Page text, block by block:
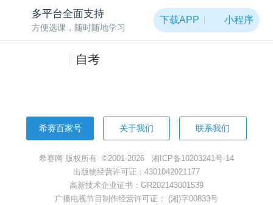
多平台全面支持
方便选课，随时随地学习
下载APP 小程序
自考
非常抱歉，页面被黑洞吸走啦~
希赛百家号 关于我们 联系我们
希赛网 版权所有 ©2001-2026 湘ICP备10203241号-14
出版物经营许可证：4301042021177
高新技术企业证书：GR202143001539
广播电视节目制作经营许可证： (湘)字00833号